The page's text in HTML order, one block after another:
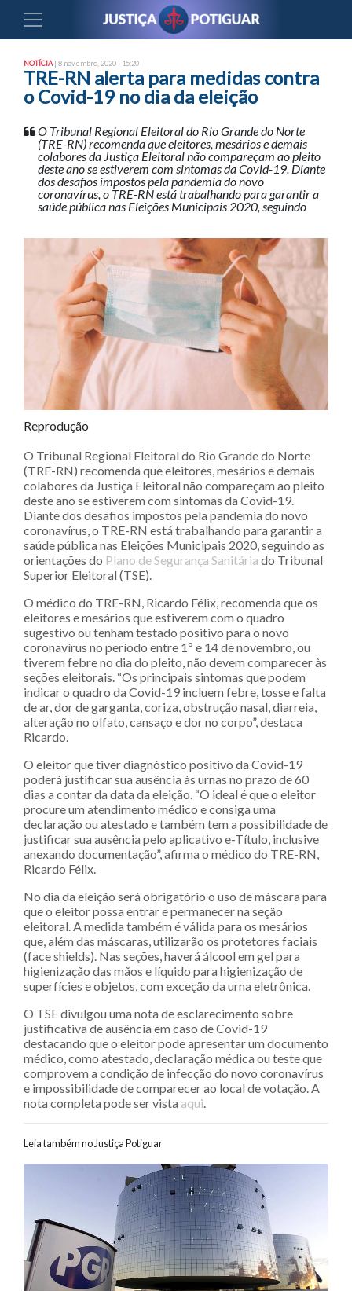
NOTÍCIA | 8 novembro, 2020 - 15:20
TRE-RN alerta para medidas contra
o Covid-19 no dia da eleição
O Tribunal Regional Eleitoral do Rio Grande do Norte
(TRE-RN) recomenda que eleitores, mesários e demais
colabores da Justiça Eleitoral não compareçam ao pleito
deste ano se estiverem com sintomas da Covid-19. Diante
dos desafios impostos pela pandemia do novo
coronavírus, o TRE-RN está trabalhando para garantir a
saúde pública nas Eleições Municipais 2020, seguindo
Reprodução
O Tribunal Regional Eleitoral do Rio Grande do Norte
(TRE-RN) recomenda que eleitores, mesários e demais
colabores da Justiça Eleitoral não compareçam ao pleito
deste ano se estiverem com sintomas da Covid-19.
Diante dos desafios impostos pela pandemia do novo
coronavírus, o TRE-RN está trabalhando para garantir a
saúde pública nas Eleições Municipais 2020, seguindo as
orientações do Plano de Segurança Sanitária do Tribunal
Superior Eleitoral (TSE).
O médico do TRE-RN, Ricardo Félix, recomenda que os
eleitores e mesários que estiverem com o quadro
sugestivo ou tenham testado positivo para o novo
coronavírus no período entre 1º e 14 de novembro, ou
tiverem febre no dia do pleito, não devem comparecer às
seções eleitorais. “Os principais sintomas que podem
indicar o quadro da Covid-19 incluem febre, tosse e falta
de ar, dor de garganta, coriza, obstrução nasal, diarreia,
alteração no olfato, cansaço e dor no corpo”, destaca
Ricardo.
O eleitor que tiver diagnóstico positivo da Covid-19
poderá justificar sua ausência às urnas no prazo de 60
dias a contar da data da eleição. “O ideal é que o eleitor
procure um atendimento médico e consiga uma
declaração ou atestado e também tem a possibilidade de
justificar sua ausência pelo aplicativo e-Título, inclusive
anexando documentação”, afirma o médico do TRE-RN,
Ricardo Félix.
No dia da eleição será obrigatório o uso de máscara para
que o eleitor possa entrar e permanecer na seção
eleitoral. A medida também é válida para os mesários
que, além das máscaras, utilizarão os protetores faciais
(face shields). Nas seções, haverá álcool em gel para
higienização das mãos e líquido para higienização de
superfícies e objetos, com exceção da urna eletrônica.
O TSE divulgou uma nota de esclarecimento sobre
justificativa de ausência em caso de Covid-19
destacando que o eleitor pode apresentar um documento
médico, como atestado, declaração médica ou teste que
comprovem a condição de infecção do novo coronavírus
e impossibilidade de comparecer ao local de votação. A
nota completa pode ser vista aqui
Leia também no Justiça Potiguar
Navegação entre posts